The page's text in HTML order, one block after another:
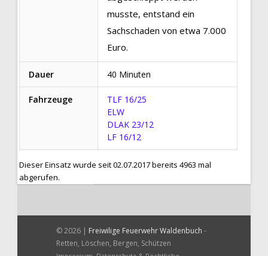
musste, entstand ein
Sachschaden von etwa 7.000
Euro.
Dauer 40 Minuten
Fahrzeuge
TLF 16/25
ELW
DLAK 23/12
LF 16/12
Dieser Einsatz wurde seit 02.07.2017 bereits 4963 mal
abgerufen.
© 2026 | Freiwilige Feuerwehr Waldenbuch -
Retten, Löschen, Bergen, Schützen